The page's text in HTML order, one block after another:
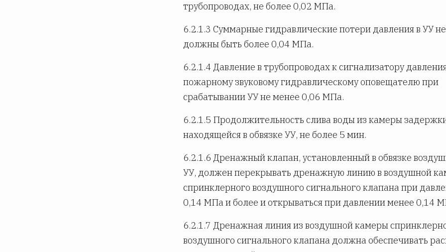
трубопроводах, не более 0,02 МПа.
6.2.1.3 Суммарные гидравлические потери давления в УУ не
должны быть более 0,04 МПа.
6.2.1.4 Давление в трубопроводах к сигнализатору
пожарному звуковому гидравлическому оповещателю при
срабатывании УУ не менее 0,06 МПа.
6.2.1.5 Продолжительность слива воды из камеры
находящейся в обвязке УУ, не более 5 мин.
6.2.1.6 Дренажный клапан, установленный в обвязке
УУ, должен перекрывать дренажную линию в воздушной
спринклерного воздушного сигнального клапана при
0,14 МПа и более и открываться при давлении менее 0,14
6.2.1.7 Дренажная линия из воздушной камеры
воздушного сигнального клапана должна обеспечивать